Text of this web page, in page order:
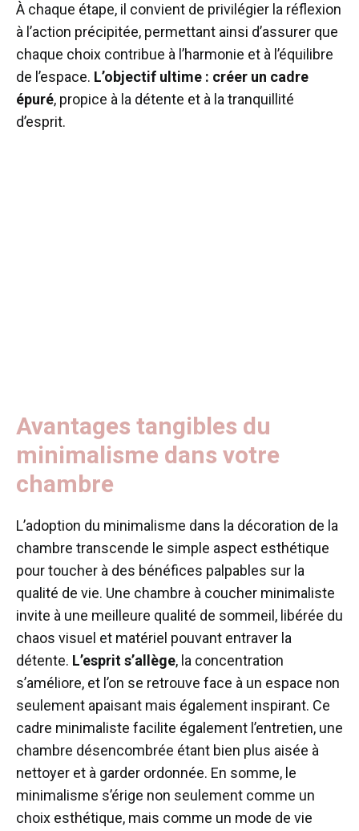
À chaque étape, il convient de privilégier la réflexion
à l’action précipitée, permettant ainsi d’assurer que
chaque choix contribue à l’harmonie et à l’équilibre
de l’espace. L’objectif ultime : créer un cadre
épuré, propice à la détente et à la tranquillité
d’esprit.
Avantages tangibles du
minimalisme dans votre
chambre
L’adoption du minimalisme dans la décoration de la
chambre transcende le simple aspect esthétique
pour toucher à des bénéfices palpables sur la
qualité de vie. Une chambre à coucher minimaliste
invite à une meilleure qualité de sommeil, libérée du
chaos visuel et matériel pouvant entraver la
détente. L’esprit s’allège, la concentration
s’améliore, et l’on se retrouve face à un espace non
seulement apaisant mais également inspirant. Ce
cadre minimaliste facilite également l’entretien, une
chambre désencombrée étant bien plus aisée à
nettoyer et à garder ordonnée. En somme, le
minimalisme s’érige non seulement comme un
choix esthétique, mais comme un mode de vie